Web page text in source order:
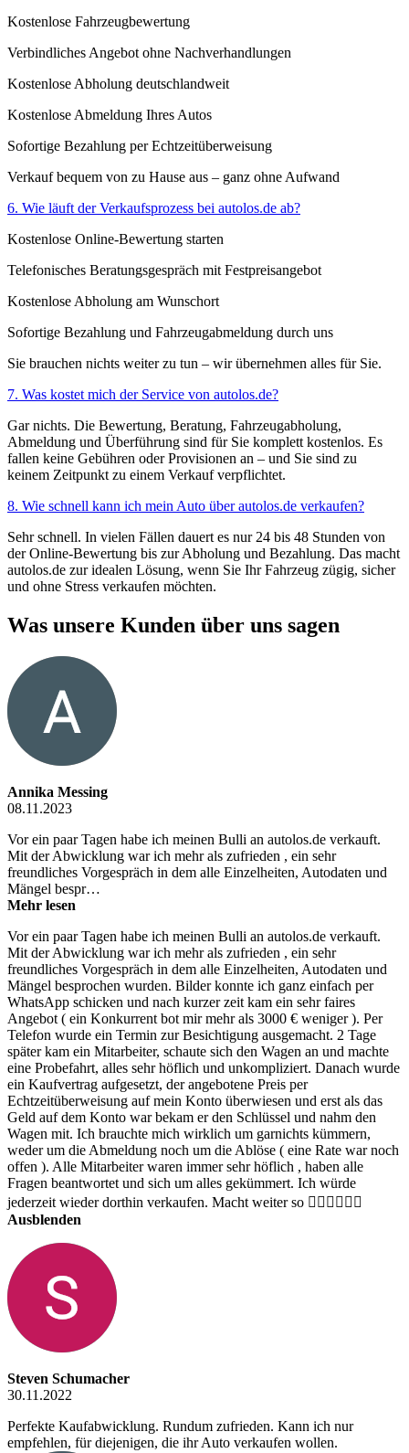
Kostenlose Fahrzeugbewertung
Verbindliches Angebot ohne Nachverhandlungen
Kostenlose Abholung deutschlandweit
Kostenlose Abmeldung Ihres Autos
Sofortige Bezahlung per Echtzeitüberweisung
Verkauf bequem von zu Hause aus – ganz ohne Aufwand
6. Wie läuft der Verkaufsprozess bei autolos.de ab?
Kostenlose Online-Bewertung starten
Telefonisches Beratungsgespräch mit Festpreisangebot
Kostenlose Abholung am Wunschort
Sofortige Bezahlung und Fahrzeugabmeldung durch uns
Sie brauchen nichts weiter zu tun – wir übernehmen alles für Sie.
7. Was kostet mich der Service von autolos.de?
Gar nichts. Die Bewertung, Beratung, Fahrzeugabholung,
Abmeldung und Überführung sind für Sie komplett kostenlos. Es
fallen keine Gebühren oder Provisionen an – und Sie sind zu
keinem Zeitpunkt zu einem Verkauf verpflichtet.
8. Wie schnell kann ich mein Auto über autolos.de verkaufen?
Sehr schnell. In vielen Fällen dauert es nur 24 bis 48 Stunden von
der Online-Bewertung bis zur Abholung und Bezahlung. Das macht
autolos.de zur idealen Lösung, wenn Sie Ihr Fahrzeug zügig, sicher
und ohne Stress verkaufen möchten.
Was unsere Kunden über uns sagen
Annika Messing
08.11.2023
Vor ein paar Tagen habe ich meinen Bulli an autolos.de verkauft.
Mit der Abwicklung war ich mehr als zufrieden , ein sehr
freundliches Vorgespräch in dem alle Einzelheiten, Autodaten und
Mängel bespr…
Mehr lesen
Vor ein paar Tagen habe ich meinen Bulli an autolos.de verkauft.
Mit der Abwicklung war ich mehr als zufrieden , ein sehr
freundliches Vorgespräch in dem alle Einzelheiten, Autodaten und
Mängel besprochen wurden. Bilder konnte ich ganz einfach per
WhatsApp schicken und nach kurzer zeit kam ein sehr faires
Angebot ( ein Konkurrent bot mir mehr als 3000 € weniger ). Per
Telefon wurde ein Termin zur Besichtigung ausgemacht. 2 Tage
später kam ein Mitarbeiter, schaute sich den Wagen an und machte
eine Probefahrt, alles sehr höflich und unkompliziert. Danach wurde
ein Kaufvertrag aufgesetzt, der angebotene Preis per
Echtzeitüberweisung auf mein Konto überwiesen und erst als das
Geld auf dem Konto war bekam er den Schlüssel und nahm den
Wagen mit. Ich brauchte mich wirklich um garnichts kümmern,
weder um die Abmeldung noch um die Ablöse ( eine Rate war noch
offen ). Alle Mitarbeiter waren immer sehr höflich , haben alle
Fragen beantwortet und sich um alles gekümmert. Ich würde
jederzeit wieder dorthin verkaufen. Macht weiter so 👍🏻👍🏻👍🏻
Ausblenden
Steven Schumacher
30.11.2022
Perfekte Kaufabwicklung. Rundum zufrieden. Kann ich nur
empfehlen, für diejenigen, die ihr Auto verkaufen wollen.